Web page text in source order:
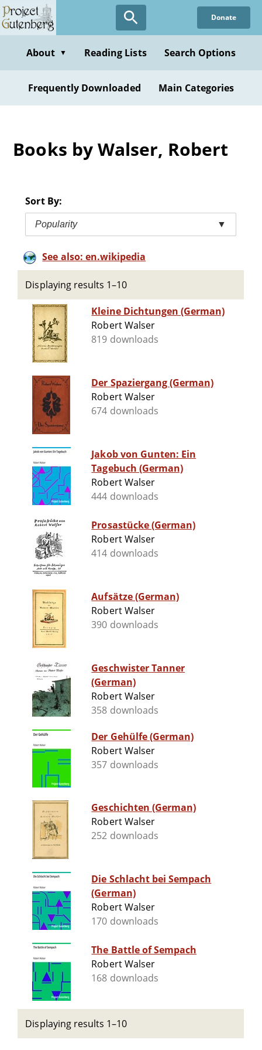
Skip
to
content
Donate
About ▼ Reading Lists Search Options
Frequently Downloaded Main Categories
Books by Walser, Robert
Sort By:
Popularity ▼
See also: en.wikipedia
Displaying results 1–10
Kleine Dichtungen (German)
Robert Walser
819 downloads
Der Spaziergang (German)
Robert Walser
674 downloads
Jakob von Gunten: Ein
Tagebuch (German)
Robert Walser
444 downloads
Prosastücke (German)
Robert Walser
414 downloads
Aufsätze (German)
Robert Walser
390 downloads
Geschwister Tanner
(German)
Robert Walser
358 downloads
Der Gehülfe (German)
Robert Walser
357 downloads
Geschichten (German)
Robert Walser
252 downloads
Die Schlacht bei Sempach
(German)
Robert Walser
170 downloads
The Battle of Sempach
Robert Walser
168 downloads
Displaying results 1–10